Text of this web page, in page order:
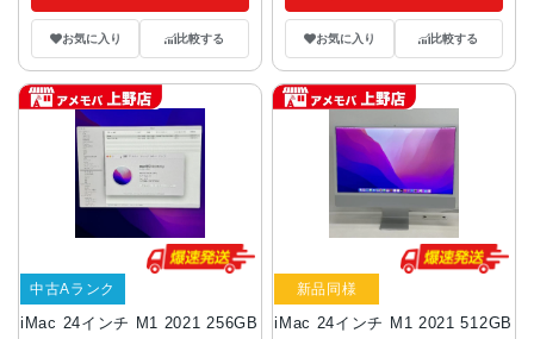
お気に入り 比較する お気に入り 比較する
iMac 24インチ M1 2021 256GB
中古Aランク
iMac 24インチ M1 2021 512GB
新品同様